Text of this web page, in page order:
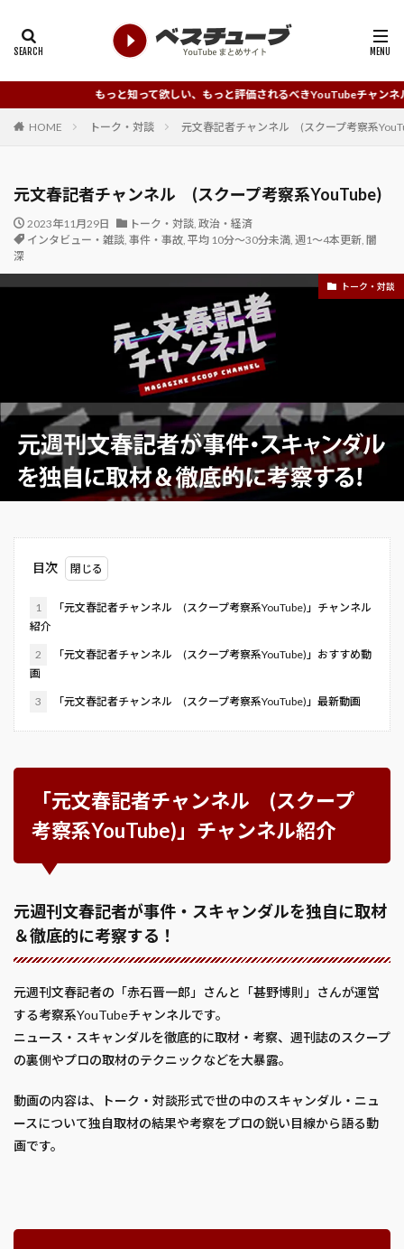
もっと知って欲しい、もっと評価されるべきYouTubeチャンネルを発掘して
HOME トーク・対談 元文春記者チャンネル (スクープ考察系
元文春記者チャンネル (スクープ考察系YouTube)
2023年11月29日 トーク・対談, 政治・経済
インタビュー・雑談, 事件・事故, 平均 10分～30分未満, 週1～4本更新, 闇
深
トーク・対談
目次
1
「元文春記者チャンネル (スクープ考察系YouTube)」チャンネル
紹介
2
「元文春記者チャンネル (スクープ考察系YouTube)」おすすめ動
画
3 「元文春記者チャンネル (スクープ考察系YouTube)」最新動画
「元文春記者チャンネル (スクープ
考察系YouTube)」チャンネル紹介
元週刊文春記者が事件・スキャンダルを独自に取材
＆徹底的に考察する！
元週刊文春記者の「赤石晋一郎」さんと「甚野博則」さんが運営
する考察系YouTubeチャンネルです。
ニュース・スキャンダルを徹底的に取材・考察、週刊誌のスクープ
の裏側やプロの取材のテクニックなどを大暴露。
動画の内容は、トーク・対談形式で世の中のスキャンダル・ニュ
ースについて独自取材の結果や考察をプロの鋭い目線から語る動
画です。